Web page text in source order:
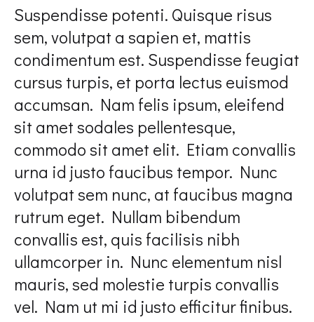
THAT
WILL
INSTANTLY
UPDATE
ANY
OUTFIT
Suspendisse potenti. Quisque risus
sem, volutpat a sapien et, mattis
condimentum est. Suspendisse feugiat
cursus turpis, et porta lectus euismod
accumsan. Nam felis ipsum, eleifend
sit amet sodales pellentesque,
commodo sit amet elit. Etiam convallis
urna id justo faucibus tempor. Nunc
volutpat sem nunc, at faucibus magna
rutrum eget. Nullam bibendum
convallis est, quis facilisis nibh
ullamcorper in. Nunc elementum nisl
mauris, sed molestie turpis convallis
vel. Nam ut mi id justo efficitur finibus.